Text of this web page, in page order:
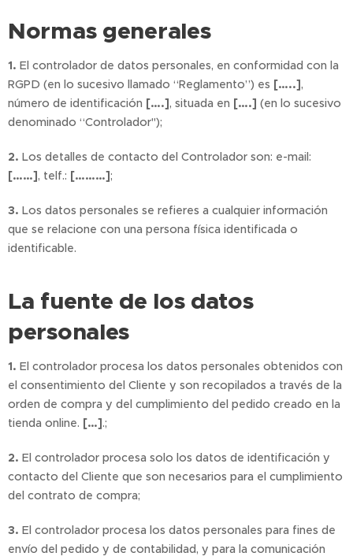
Normas generales
1. El controlador de datos personales, en conformidad con la
RGPD (en lo sucesivo llamado “Reglamento”) es […..],
número de identificación [….], situada en [….] (en lo sucesivo
denominado “Controlador");
2. Los detalles de contacto del Controlador son: e-mail:
[……], telf.: [………];
3. Los datos personales se refieres a cualquier información
que se relacione con una persona física identificada o
identificable.
La fuente de los datos
personales
1. El controlador procesa los datos personales obtenidos con
el consentimiento del Cliente y son recopilados a través de la
orden de compra y del cumplimiento del pedido creado en la
tienda online. […].;
2. El controlador procesa solo los datos de identificación y
contacto del Cliente que son necesarios para el cumplimiento
del contrato de compra;
3. El controlador procesa los datos personales para fines de
envío del pedido y de contabilidad, y para la comunicación